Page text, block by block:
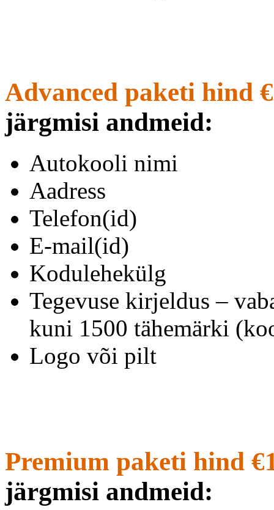
Advanced paketi hind
järgmisi andmeid:
Autokooli nimi
Aadress
Telefon(id)
E-mail(id)
Kodulehekülg
Tegevuse kirjeldus –
kuni 1500 tähemärki
Logo või pilt
Premium paketi hind
järgmisi andmeid: